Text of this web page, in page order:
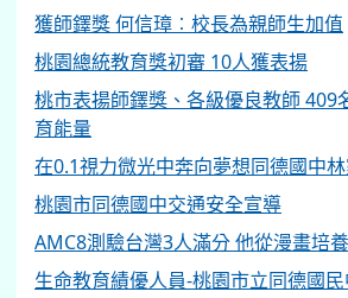
獲師鐸獎 何信璋︰校長為親師生加值
桃園總統教育獎初審 10人獲表揚
桃市表揚師鐸獎、各級優良教師 409
育能量
在0.1視力微光中奔向夢想同德國中
桃園市同德國中交通安全宣導
AMC8測驗台灣3人滿分 他從漫畫培
生命教育績優人員-桃園市立同德國